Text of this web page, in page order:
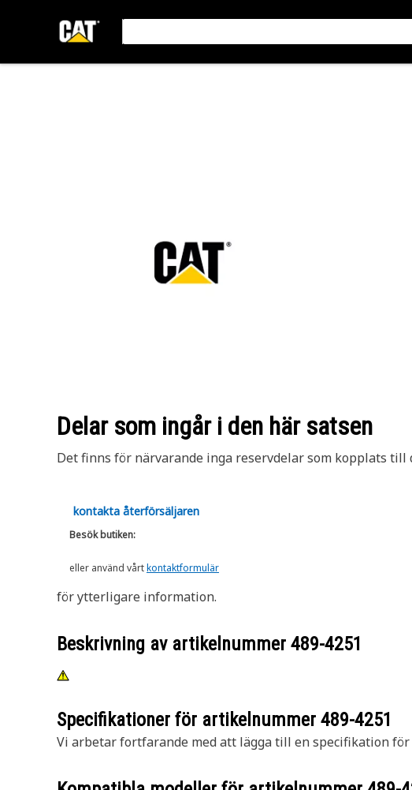
Delar som ingår i den här satsen
Det finns för närvarande inga reservdelar som kopplats till
kontakta återförsäljaren
Besök butiken:
eller använd vårtkontaktformulär
för ytterligare information.
Beskrivning av artikelnummer 489-4251
Specifikationer för artikelnummer 489-4251
Vi arbetar fortfarande med att lägga till en specifikation